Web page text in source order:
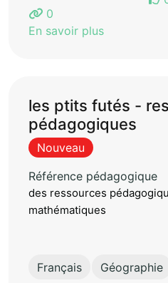
0
En savoir plus
les ptits futés -
pédagogiques
Nouveau
Référence pédagogique
des ressources
mathématiques
Français Géographie